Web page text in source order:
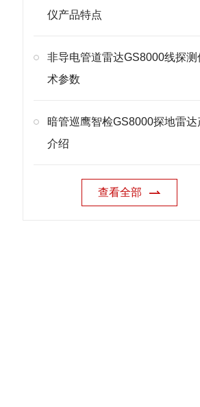
仪产品特点
非导电管道雷达GS8000线探测
术参数
暗管巡鹰智检GS8000探地雷达
介绍
查看全部